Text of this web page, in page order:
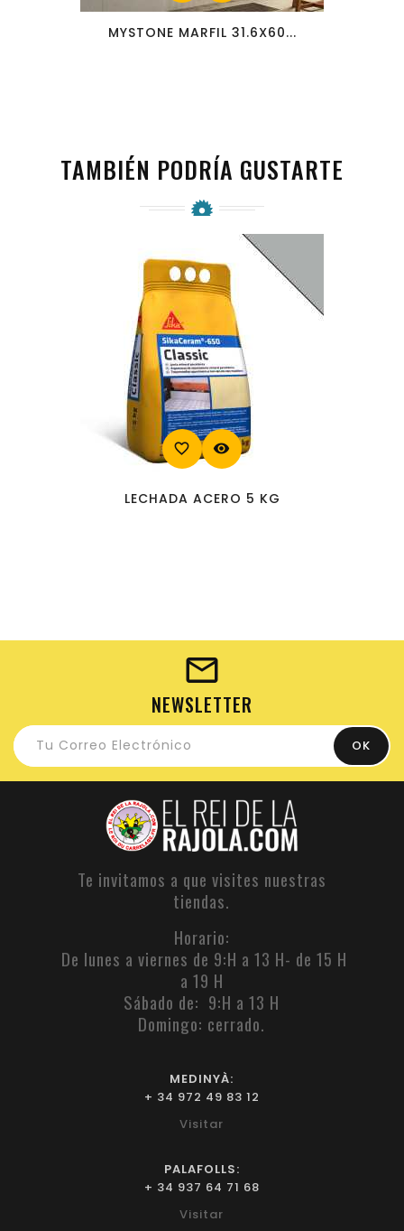
MYSTONE MARFIL 31.6X60...
TAMBIÉN PODRÍA GUSTARTE
favorite_border visibility
LECHADA ACERO 5 KG
NEWSLETTER
Te invitamos a que visites nuestras
tiendas.
Horario:
De lunes a viernes de 9:H a 13 H- de 15 H
a 19 H
Sábado de: 9:H a 13 H
Domingo: cerrado.
MEDINYÀ:
+ 34 972 49 83 12
Visitar
PALAFOLLS:
+ 34 937 64 71 68
Visitar